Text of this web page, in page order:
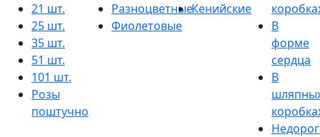
21 шт.
25 шт.
35 шт.
51 шт.
101 шт.
Розы
поштучно
Разноцветные
Фиолетовые
Кенийские
В
форме
сердца
В